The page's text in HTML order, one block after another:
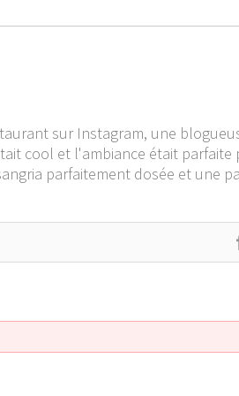
sur Instagram, une
cool et l'ambiance était parfaite
parfaitement dosée et une